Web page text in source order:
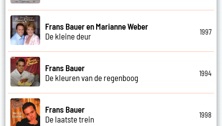
Frans Bauer en Marianne Weber
De kleine deur
1997
Frans Bauer
De kleuren van de regenboog
1994
Frans Bauer
De laatste trein
1998